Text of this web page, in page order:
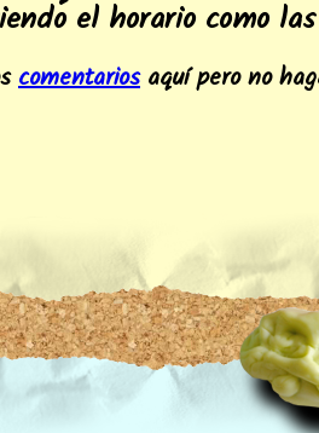
el horario como
comentariosaquí pero no